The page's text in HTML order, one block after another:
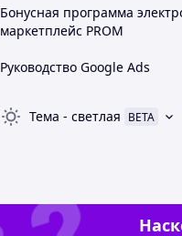
Бонусная программа
маркетплейс PROM
Руководство Google Ads
Тема - светлая BETA